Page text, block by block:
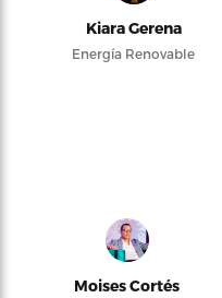
Kiara Gerena
Energía Renovable
Moises Cortés